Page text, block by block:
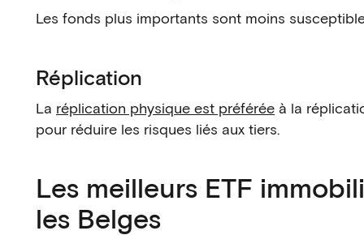
Les fonds plus importants sont moins
Réplication
La réplication physique est préférée à la
pour réduire les risques liés aux tiers.
Les meilleurs ETF
les Belges